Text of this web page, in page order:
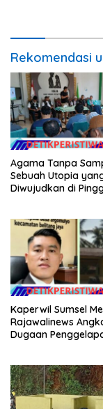
Rekomendasi
Agama Tanpa
Sebuah Utopia
Diwujudkan di
Kaperwil Sumsel
Rajawalinews
Dugaan
Hilang 3 Bulan
Anggaran